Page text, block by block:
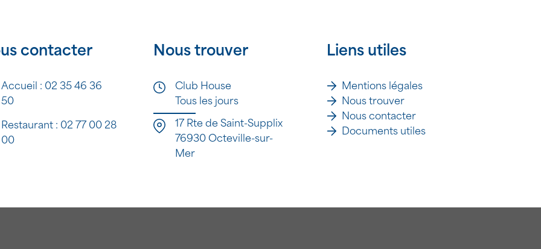
contacter
Accueil : 02 35 46 36
50
Restaurant : 02 77 00 28
00
Nous trouver
Club House
Tous les jours
17 Rte de Saint-Supplix
76930 Octeville-sur-
Mer
Liens utiles
Mentions légales
Nous trouver
Nous contacter
Documents utiles